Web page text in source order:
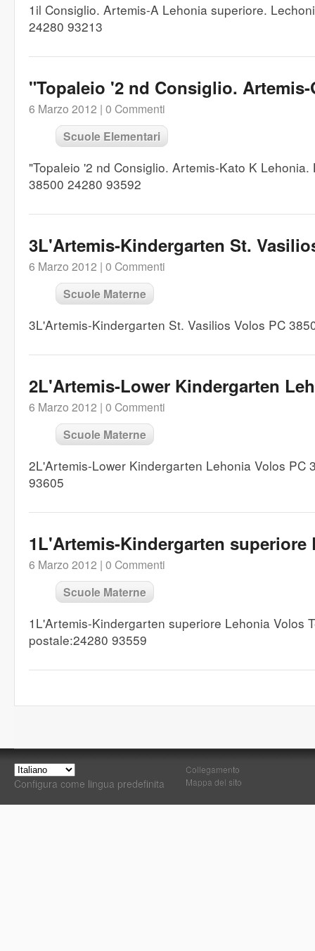
1il Consiglio. Artemis-A Lehonia superiore.
24280 93213
"Topaleio '2 nd Consiglio.
6 Marzo 2012 | 0 Commenti
Scuole Elementari
"Topaleio '2 nd Consiglio. Artemis-Kato K
38500 24280 93592
3L'Artemis-Kindergarten St.
6 Marzo 2012 | 0 Commenti
Scuole Materne
3L'Artemis-Kindergarten St. Vasilios Volos PC
2L'Artemis-Lower Kindergarten
6 Marzo 2012 | 0 Commenti
Scuole Materne
2L'Artemis-Lower Kindergarten Lehonia Volos PC
93605
1L'Artemis-Kindergarten superiore
6 Marzo 2012 | 0 Commenti
Scuole Materne
1L'Artemis-Kindergarten superiore Lehonia Volos
postale:24280 93559
Configura come lingua predefinita
Collegamento
Mappa del sito